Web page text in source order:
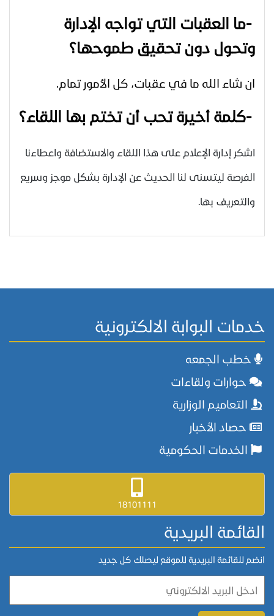
-ما العقبات التي تواجه الإدارة
وتحول دون تحقيق طموحها؟
ان شاء الله ما في عقبات، كل الأمور تمام.
-كلمة أخيرة تحب أن تختم بها اللقاء؟
اشكر إدارة الإعلام على هذا اللقاء والاستضافة واعطاءنا
الفرصة ليتسنى لنا الحديث عن الإدارة بشكل موجز وسريع
والتعريف بها.
خدمات البوابة الالكترونية
خطب الجمعه
حوارات ولقاءات
التعاميم الوزارية
حصاد الأخبار
الخدمات الحكومية
18101111
القائمة البريدية
انضم للقائمة البريدية للموقع ليصلك كل جديد